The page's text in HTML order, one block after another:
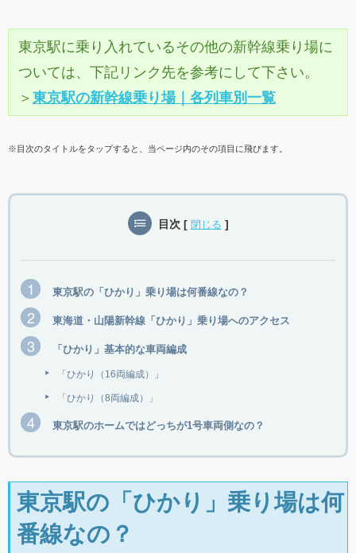
東京駅に乗り入れているその他の新幹線乗り場に
ついては、下記リンク先を参考にして下さい。
＞ 東京駅の新幹線乗り場｜各列車別一覧
※目次のタイトルをタップすると、当ページ内のその項目に飛びます。
目次 [ 閉じる ]
東京駅の「ひかり」乗り場は何番線なの？
東海道・山陽新幹線「ひかり」乗り場へのアクセス
「ひかり」基本的な車両編成
「ひかり（16両編成）」
「ひかり（8両編成）」
東京駅のホームではどっちが1号車両側なの？
東京駅の「ひかり」乗り場は何
番線なの？